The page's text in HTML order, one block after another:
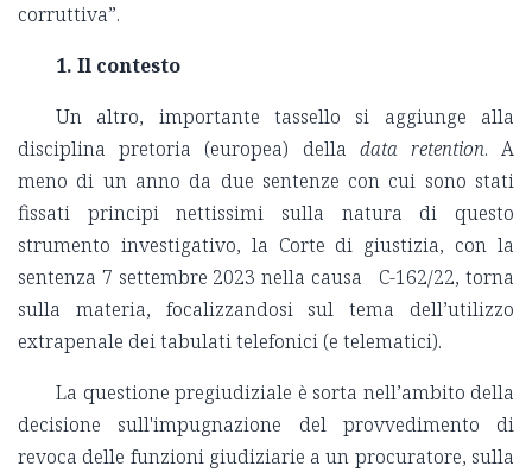
corruttiva”.
1. Il contesto
Un altro, importante tassello si aggiunge alla
disciplina pretoria (europea) della data retention. A
meno di un anno da due sentenze con cui sono stati
fissati principi nettissimi sulla natura di questo
strumento investigativo, la Corte di giustizia, con la
sentenza 7 settembre 2023 nella causa C-162/22, torna
sulla materia, focalizzandosi sul tema dell’utilizzo
extrapenale dei tabulati telefonici (e telematici).
La questione pregiudiziale è sorta nell’ambito della
decisione sull'impugnazione del provvedimento di
revoca delle funzioni giudiziarie a un procuratore, sulla